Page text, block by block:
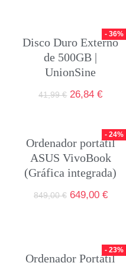
- 36%
Disco Duro Externo
de 500GB |
UnionSine
41,99€ 26,84€
- 24%
Ordenador portátil
ASUS VivoBook
(Gráfica integrada)
849,00€ 649,00 €
- 23%
Ordenador Portátil